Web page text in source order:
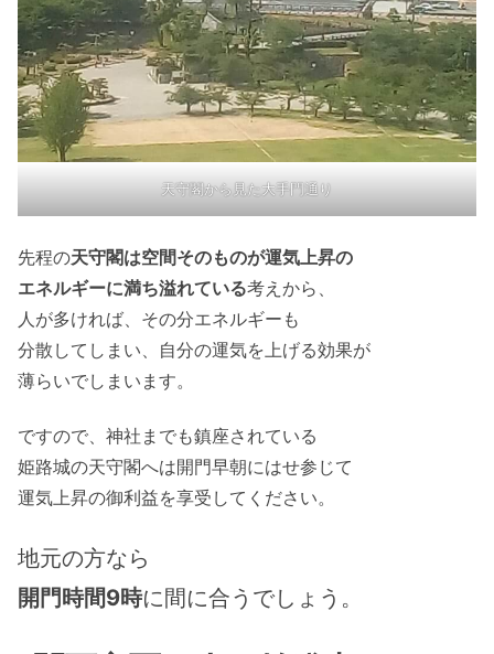
天守閣から見た大手門通り
先程の天守閣は空間そのものが運気上昇の
エネルギーに満ち溢れている考えから、
人が多ければ、その分エネルギーも
分散してしまい、自分の運気を上げる効果が
薄らいでしまいます。
ですので、神社までも鎮座されている
姫路城の天守閣へは開門早朝にはせ参じて
運気上昇の御利益を享受してください。
地元の方なら
開門時間9時に間に合うでしょう。